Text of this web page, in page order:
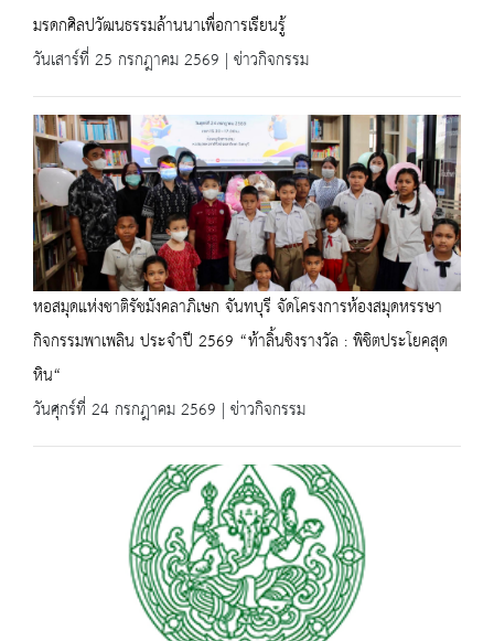
มรดกศิลปวัฒนธรรมล้านนาเพื่อการเรียนรู้
วันเสาร์ที่ 25 กรกฎาคม 2569 | ข่าวกิจกรรม
หอสมุดแห่งชาติรัชมังคลาภิเษก จันทบุรี จัดโครงการห้องสมุดหรรษา
กิจกรรมพาเพลิน ประจำปี 2569 “ท้าลิ้นชิงรางวัล : พิชิตประโยคสุด
หิน“
วันศุกร์ที่ 24 กรกฎาคม 2569 | ข่าวกิจกรรม